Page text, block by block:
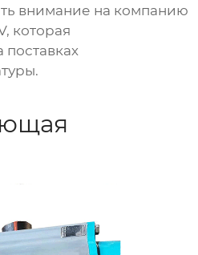
внимание на компанию
, которая
поставках